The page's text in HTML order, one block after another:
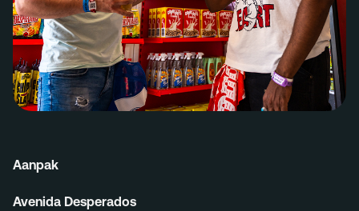
Aanpak
Avenida Desperados